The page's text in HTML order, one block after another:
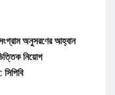
অনুসরণের আহ্বান
নিয়োগ